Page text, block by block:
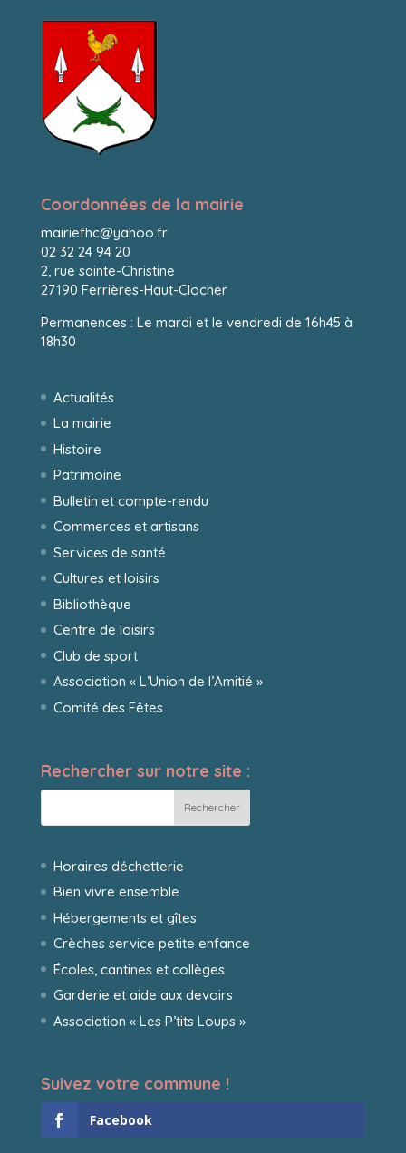
Coordonnées de la mairie
mairiefhc@yahoo.fr
02 32 24 94 20
2, rue sainte-Christine
27190 Ferrières-Haut-Clocher
Permanences : Le mardi et le vendredi de 16h45 à
18h30
Actualités
La mairie
Histoire
Patrimoine
Bulletin et compte-rendu
Commerces et artisans
Services de santé
Cultures et loisirs
Bibliothèque
Centre de loisirs
Club de sport
Association « L’Union de l’Amitié »
Comité des Fêtes
Rechercher sur notre site :
Horaires déchetterie
Bien vivre ensemble
Hébergements et gîtes
Crèches service petite enfance
Écoles, cantines et collèges
Garderie et aide aux devoirs
Association « Les P’tits Loups »
Suivez votre commune !
Facebook